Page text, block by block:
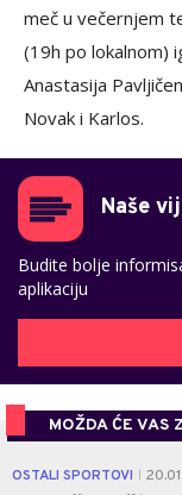
meč u večernjem
(19h po lokalnom)
Anastasija
Novak i Karlos.
Naše
Budite bolje
aplikaciju
MOŽDA ĆE VAS
OSTALI SPORTOVI